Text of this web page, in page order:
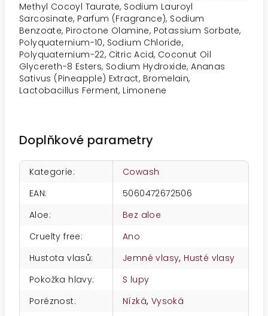
Methyl Cocoyl Taurate, Sodium Lauroyl
Sarcosinate, Parfum (Fragrance), Sodium
Benzoate, Piroctone Olamine, Potassium Sorbate,
Polyquaternium-10, Sodium Chloride,
Polyquaternium-22, Citric Acid, Coconut Oil
Glycereth-8 Esters, Sodium Hydroxide, Ananas
Sativus (Pineapple) Extract, Bromelain,
Lactobacillus Ferment, Limonene
Doplňkové parametry
Kategorie:
Cowash
EAN:
5060472672506
Aloe:
Bez aloe
Cruelty free:
Ano
Hustota vlasů: Jemné vlasy, Husté vlasy
Pokožka hlavy:
S lupy
Poréznost: Nízká, Vysoká